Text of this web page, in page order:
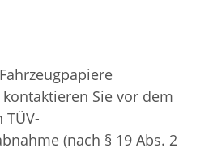
Sie vor dem
TÜV-
(nach § 19 Abs. 2